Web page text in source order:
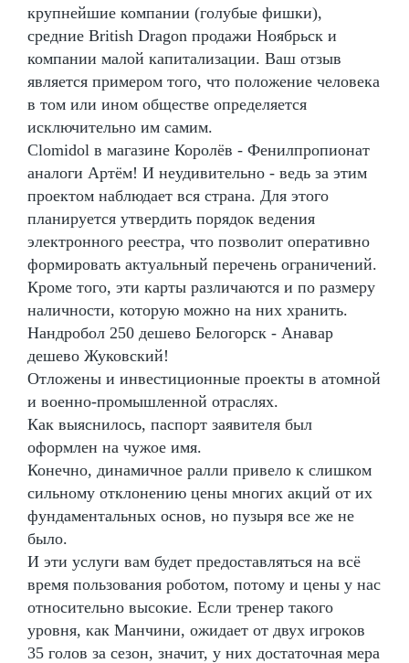
крупнейшие компании (голубые фишки),
средние British Dragon продажи Ноябрьск и
компании малой капитализации. Ваш отзыв
является примером того, что положение человека
в том или ином обществе определяется
исключительно им самим.
Clomidol в магазине Королёв - Фенилпропионат
аналоги Артём! И неудивительно - ведь за этим
проектом наблюдает вся страна. Для этого
планируется утвердить порядок ведения
электронного реестра, что позволит оперативно
формировать актуальный перечень ограничений.
Кроме того, эти карты различаются и по размеру
наличности, которую можно на них хранить.
Нандробол 250 дешево Белогорск - Анавар
дешево Жуковский!
Отложены и инвестиционные проекты в атомной
и военно-промышленной отраслях.
Как выяснилось, паспорт заявителя был
оформлен на чужое имя.
Конечно, динамичное ралли привело к слишком
сильному отклонению цены многих акций от их
фундаментальных основ, но пузыря все же не
было.
И эти услуги вам будет предоставляться на всё
время пользования роботом, потому и цены у нас
относительно высокие. Если тренер такого
уровня, как Манчини, ожидает от двух игроков
35 голов за сезон, значит, у них достаточная мера